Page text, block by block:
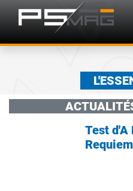
Test d'A
Requiem